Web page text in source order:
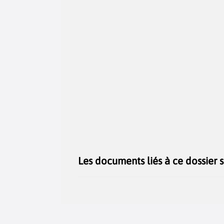
Les documents liés à ce dossier